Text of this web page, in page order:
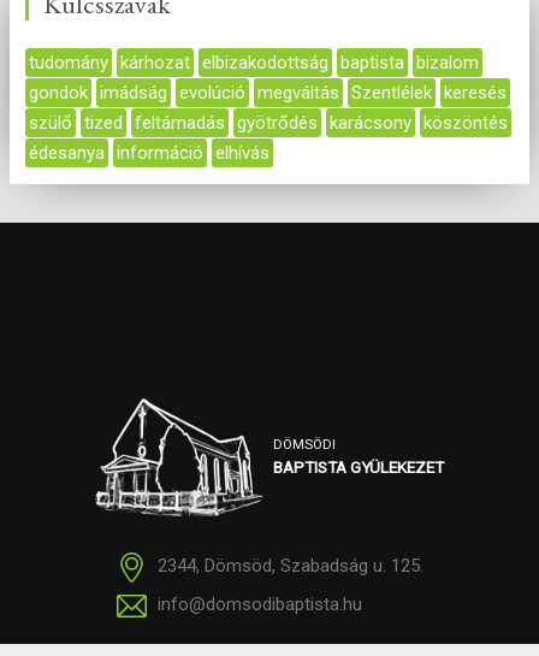
tudomány kárhozat elbizakodottság baptista
bizalom
gondok imádság evolúció megváltás Szentlélek
keresés
szülő
tized feltámadás gyötrődés karácsony
köszöntés
édesanya információ elhívás
DÖMSÖDI
BAPTISTA GYÜLEKEZET
2344, Dömsöd, Szabadság u. 125.
info@domsodibaptista.hu